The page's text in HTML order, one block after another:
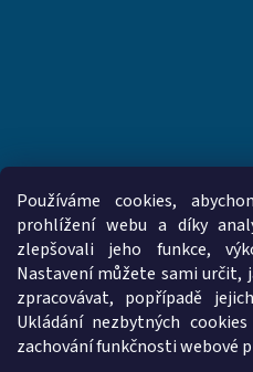
Používáme cookies,
prohlížení webu a díky
zlepšovali jeho funkce,
Nastavení můžete sami určit,
zpracovávat, popřípadě
Ukládání nezbytných
zachování funkčnosti webové
www.vzduchotechnika-